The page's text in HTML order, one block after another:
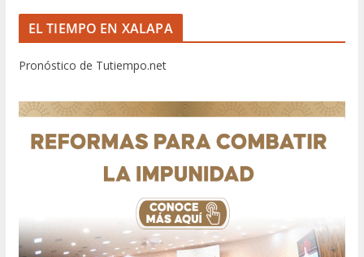
EL TIEMPO EN XALAPA
Pronóstico de Tutiempo.net